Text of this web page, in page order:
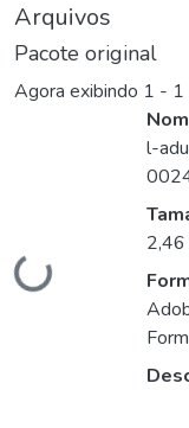
Arquivos
Pacote original
Agora exibindo 1 - 1
Carregando...
l-